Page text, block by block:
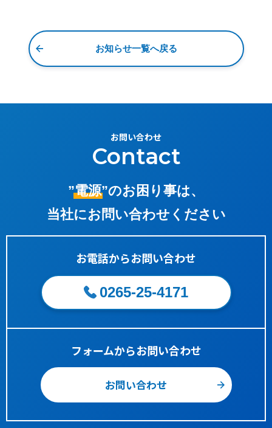
お知らせ一覧へ戻る
お問い合わせ
Contact
”電源”のお困り事は、
当社にお問い合わせください
お電話からお問い合わせ
0265-25-4171
フォームからお問い合わせ
お問い合わせ